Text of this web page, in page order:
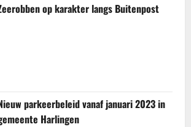
op karakter langs Buitenpost
parkeerbeleid vanaf januari 2023 in
Harlingen